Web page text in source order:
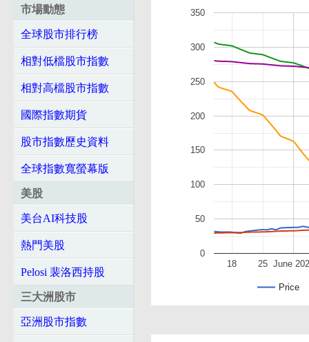
市場動態
全球股市排行榜
相對低檔股市指數
相對高檔股市指數
國際指數期貨
股市指數歷史資料
全球指數寬螢幕版
美股
美台AI科技股
熱門美股
Pelosi 裴洛西持股
三大洲股市
亞洲股市指數
Price
June
18 25
0
50
100
150
200
250
300
350